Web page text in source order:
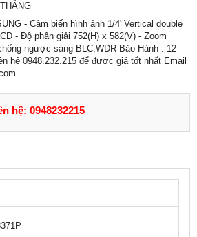
- Cảm biến hình ảnh 1/4' Vertical double
- Độ phân giải 752(H) x 582(V) - Zoom
ngược sáng BLC,WDR Bảo Hành : 12
hệ 0948.232.215 để được giá tốt nhất Email
hệ: 0948232215